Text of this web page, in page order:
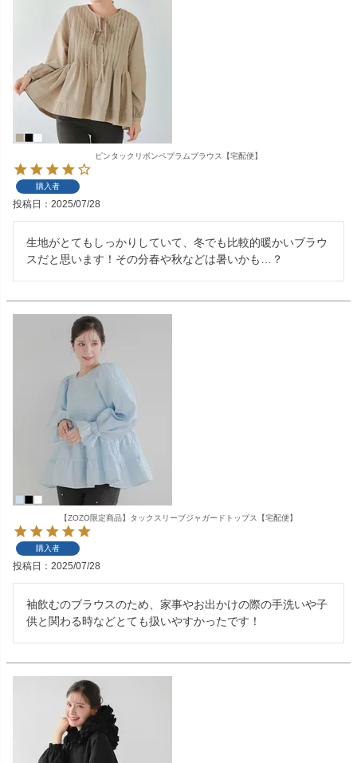
ピンタックリボンペプラムブラウス【宅配便】
購入者
投稿日 2025/07/28
生地がとてもしっかりしていて、冬でも比較的暖かいブラウ
スだと思います！その分春や秋などは暑いかも…？
【ZOZO限定商品】タックスリーブジャガードトップス【宅配便】
購入者
投稿日 2025/07/28
袖飲むのブラウスのため、家事やお出かけの際の手洗いや子
供と関わる時などとても扱いやすかったです！